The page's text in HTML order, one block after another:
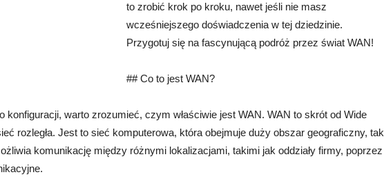
to zrobić krok po kroku, nawet jeśli nie masz
wcześniejszego doświadczenia w tej dziedzinie.
Przygotuj się na fascynującą podróż przez świat WAN!
## Co to jest WAN?
konfiguracji, warto zrozumieć, czym właściwie jest WAN. WAN to skrót od Wide
rozległa. Jest to sieć komputerowa, która obejmuje duży obszar geograficzny, tak
komunikację między różnymi lokalizacjami, takimi jak oddziały firmy, poprzez